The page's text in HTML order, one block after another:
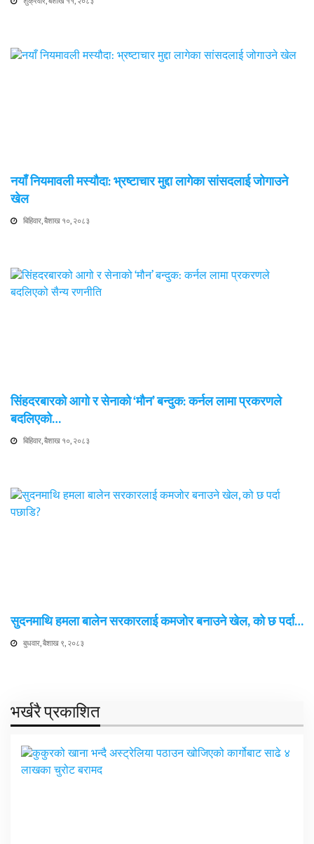
नयाँ नियमावली मस्यौदा: भ्रष्टाचार मुद्दा लागेका सांसदलाई जोगाउने
खेल
बिहिवार, बैशाख १०, २०८३
सिंहदरबारको आगो र सेनाको ‘मौन’ बन्दुक: कर्नल लामा प्रकरणले
बदलिएको…
बिहिवार, बैशाख १०, २०८३
सुदनमाथि हमला बालेन सरकारलाई कमजोर बनाउने खेल, को छ पर्दा…
बुधवार, बैशाख ९, २०८३
भर्खरै प्रकाशित